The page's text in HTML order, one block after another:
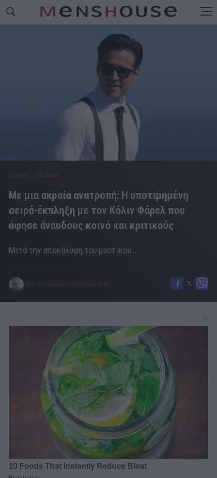
ΣΕΙΡΕΣ - ΤΑΙΝΙΕΣ
Με μια ακραία ανατροπή: Η υποτιμημένη
σειρά-έκπληξη με τον Κόλιν Φάρελ που
άφησε άναυδους κοινό και κριτικούς
Μετά την αποκάλυψη του μυστικού…
ΓΙΩΡΓΟΣ ΚΑΡΑΧΑΛΙΟΣ 08/07/2026 13:45